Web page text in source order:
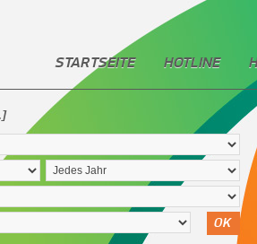
STARTSEITE HOTLINE
OK